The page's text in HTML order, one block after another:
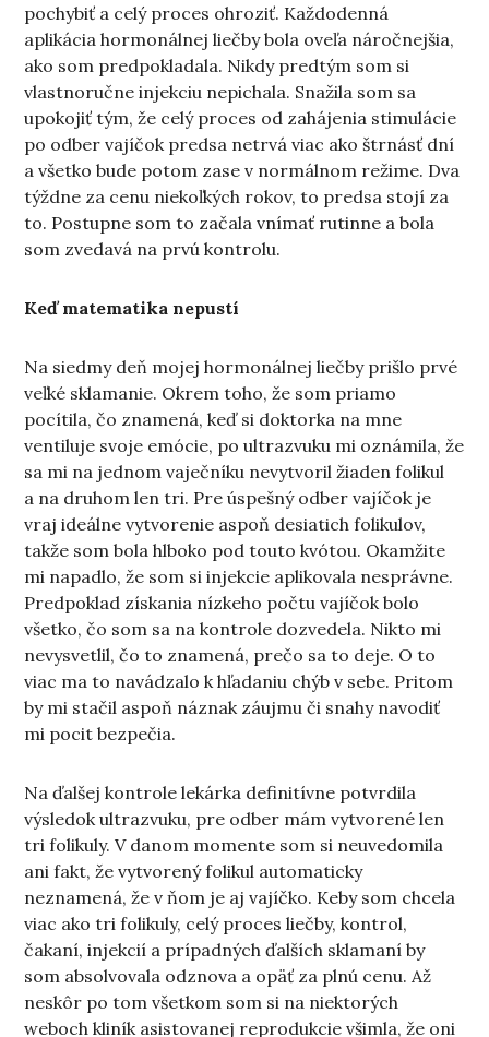
pochybiť a celý proces ohroziť. Každodenná
aplikácia hormonálnej liečby bola oveľa náročnejšia,
ako som predpokladala. Nikdy predtým som si
vlastnoručne injekciu nepichala. Snažila som sa
upokojiť tým, že celý proces od zahájenia stimulácie
po odber vajíčok predsa netrvá viac ako štrnásť dní
a všetko bude potom zase v normálnom režime. Dva
týždne za cenu niekoľkých rokov, to predsa stojí za
to. Postupne som to začala vnímať rutinne a bola
som zvedavá na prvú kontrolu.
Keď matematika nepustí
Na siedmy deň mojej hormonálnej liečby prišlo prvé
veľké sklamanie. Okrem toho, že som priamo
pocítila, čo znamená, keď si doktorka na mne
ventiluje svoje emócie, po ultrazvuku mi oznámila, že
sa mi na jednom vaječníku nevytvoril žiaden folikul
a na druhom len tri. Pre úspešný odber vajíčok je
vraj ideálne vytvorenie aspoň desiatich folikulov,
takže som bola hlboko pod touto kvótou. Okamžite
mi napadlo, že som si injekcie aplikovala nesprávne.
Predpoklad získania nízkeho počtu vajíčok bolo
všetko, čo som sa na kontrole dozvedela. Nikto mi
nevysvetlil, čo to znamená, prečo sa to deje. O to
viac ma to navádzalo k hľadaniu chýb v sebe. Pritom
by mi stačil aspoň náznak záujmu či snahy navodiť
mi pocit bezpečia.
Na ďalšej kontrole lekárka definitívne potvrdila
výsledok ultrazvuku, pre odber mám vytvorené len
tri folikuly. V danom momente som si neuvedomila
ani fakt, že vytvorený folikul automaticky
neznamená, že v ňom je aj vajíčko. Keby som chcela
viac ako tri folikuly, celý proces liečby, kontrol,
čakaní, injekcií a prípadných ďalších sklamaní by
som absolvovala odznova a opäť za plnú cenu. Až
neskôr po tom všetkom som si na niektorých
weboch kliník asistovanej reprodukcie všimla, že oni